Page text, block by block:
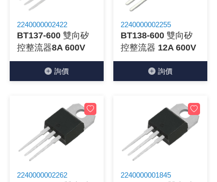
2240000002422
BT137-600 雙向矽
控整流器8A 600V
詢價
2240000002255
BT138-600 雙向矽
控整流器 12A 600V
詢價
2240000002262 2240000001845